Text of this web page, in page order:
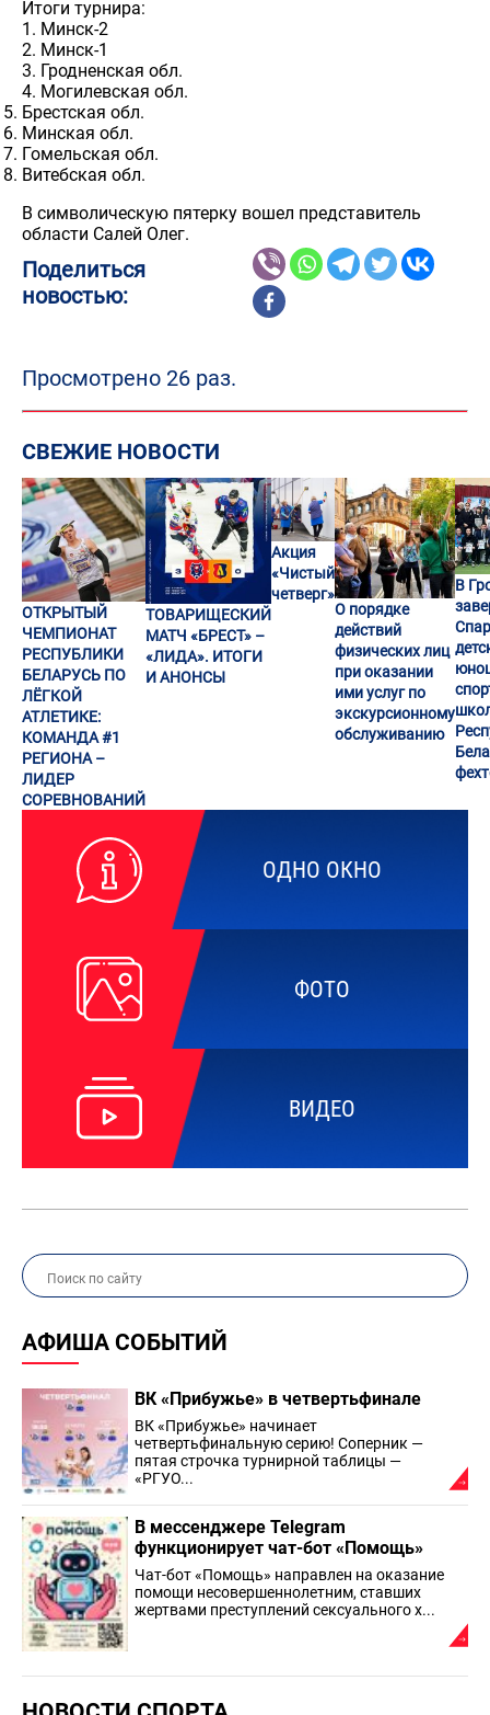
ОДНО ОКНО
ФОТО
ВИДЕО
АФИША СОБЫТИЙ
ВК «Прибужье» в четвертьфинале
ВК «Прибужье» начинает
четвертьфинальную серию! Соперник —
пятая строчка турнирной таблицы —
«РГУО...
В мессенджере Telegram
функционирует чат-бот «Помощь»
Чат-бот «Помощь» направлен на оказание
помощи несовершеннолетним, ставших
жертвами преступлений сексуального х...
Итоги турнира:
1. Минск-2
2. Минск-1
3. Гродненская обл.
4. Могилевская обл.
Брестская обл.
Минская обл.
Гомельская обл.
Витебская обл.
В символическую пятерку вошел представитель
области Салей Олег.
Поделиться
новостью:
Просмотрено 26 раз.
СВЕЖИЕ НОВОСТИ
ОТКРЫТЫЙ
ЧЕМПИОНАТ
РЕСПУБЛИКИ
БЕЛАРУСЬ ПО
ЛЁГКОЙ
АТЛЕТИКЕ:
КОМАНДА #1
РЕГИОНА –
ЛИДЕР
СОРЕВНОВАНИЙ
ТОВАРИЩЕСКИЙ
МАТЧ «БРЕСТ» –
«ЛИДА». ИТОГИ
И АНОНСЫ
Акция
«Чистый
четверг»
О порядке
действий
физических лиц
при оказании
ими услуг по
экскурсионному
обслуживанию
В